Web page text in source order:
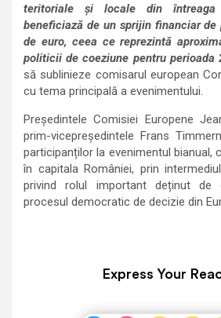
teritoriale și locale din întreaga
beneficiază de un sprijin financiar
de euro, ceea ce reprezintă
politicii de coeziune pentru perioada
să sublinieze comisarul european
cu tema principală a evenimentului.
Președintele Comisiei Europene
prim-vicepreședintele Frans
participanților la evenimentul bianual,
în capitala României, prin
privind rolul important deținut
procesul democratic de decizie din
Express Your